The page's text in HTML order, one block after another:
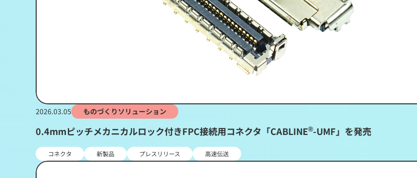
2026.03.05 ものづくりソリューション
0.4mmピッチメカニカルロック付きFPC接続用コネクタ「CABLINE®-UMF」を発売
コネクタ 新製品 プレスリリース 高速伝送